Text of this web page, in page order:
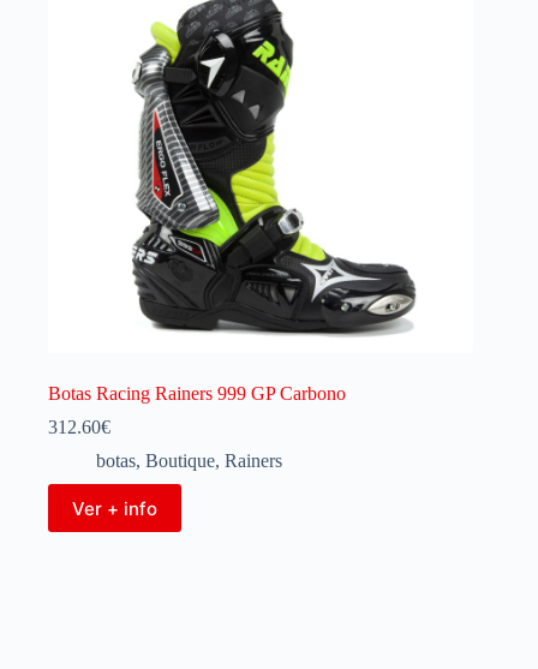
Botas Racing Rainers 999 GP Carbono
312.60€
botas, Boutique, Rainers
Ver + info